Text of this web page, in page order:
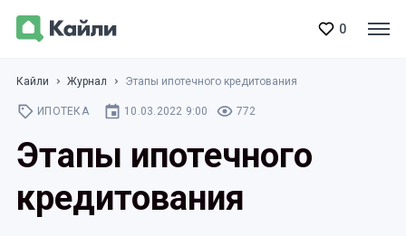
0
Кайли Журнал Этапы ипотечного кредитования
ИПОТЕКА 10.03.2022 9:00 772
Этапы ипотечного
кредитования